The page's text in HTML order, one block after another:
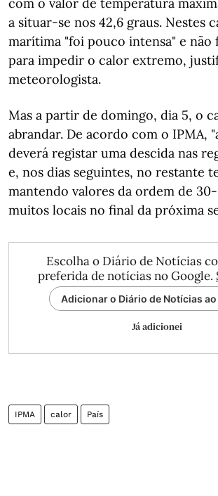
a situar-se nos 42,6 graus. Nestes
marítima "foi pouco intensa" e não
para impedir o calor extremo,
meteorologista.
Mas a partir de domingo, dia 5, o
abrandar. De acordo com o IPMA,
deverá registar uma descida nas
e, nos dias seguintes, no restante
mantendo valores da ordem de 30-
muitos locais no final da próxima
Escolha o Diário de Notícias
preferida de notícias no Google.
Adicionar o Diário de Notícias
Já adicionei
IPMA calor País